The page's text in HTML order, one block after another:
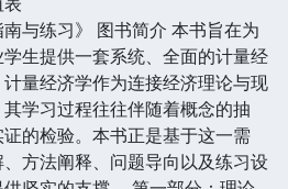
南与练习》 图书简介 本书旨在为
生提供一套系统、全面的计量经
量经济学作为连接经济理论与现
学习过程往往伴随着概念的抽
的检验。本书正是基于这一需
方法阐释、问题导向以及练习设